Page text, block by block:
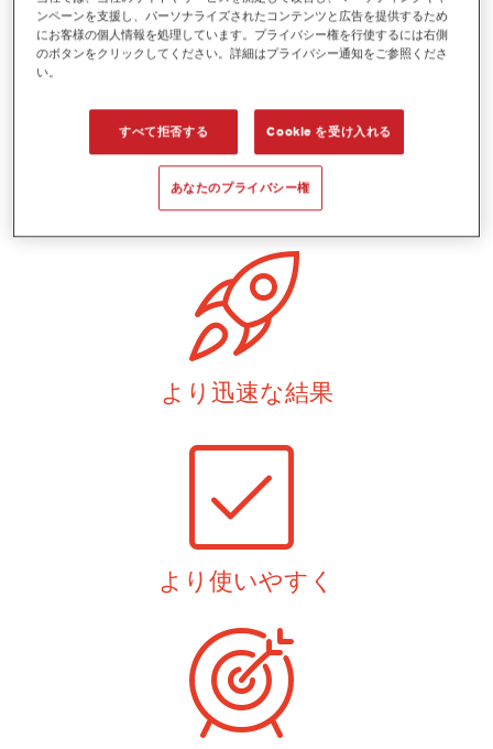
アクワイヤークアンタムEFXの修理受付期限について
より迅速な結果
より使いやすく
ンペーンを支援し、パーソナライズされたコンテンツと広告を提供するため
にお客様の個人情報を処理しています。プライバシー権を行使するには右側
のボタンをクリックしてください。詳細はプライバシー通知をご参照くださ
い。
すべて拒否する Cookie を受け入れる
あなたのプライバシー権